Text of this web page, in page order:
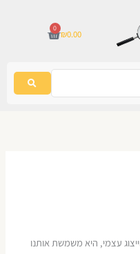
₪0.00
0
עגלת
עצמי, היא משמשת אותנו